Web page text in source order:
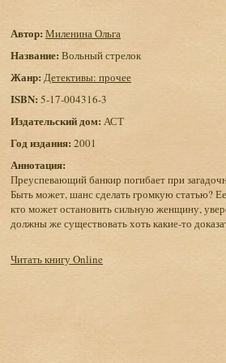
Автор: Миленина Ольга
Название: Вольный стрелок
Жанр: Детективы: прочее
ISBN: 5-17-004316-3
Издательский дом: АСТ
Год издания: 2001
Аннотация:
Преуспевающий банкир погибает при
Быть может, шанс сделать громкую статью?
кто может остановить сильную женщину,
должны же существовать хоть какие-то
Читать книгу Online